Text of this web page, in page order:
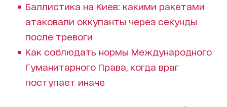
Баллистика на Киев: какими ракетами
атаковали оккупанты через секунды
после тревоги
Как соблюдать нормы Международного
Гуманитарного Права, когда враг
поступает иначе